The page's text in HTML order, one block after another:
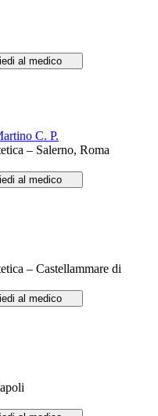
al medico
C. P.
– Salerno, Roma
al medico
– Castellammare di
al medico